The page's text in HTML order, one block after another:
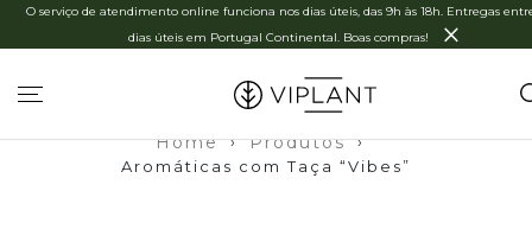
O serviço de atendimento online funciona nos dias úteis, das 9h às 18h. Entregas
dias úteis em Portugal Continental. Boas compras!
×
Home › Produtos
›
Aromáticas com Taça “Vibes”